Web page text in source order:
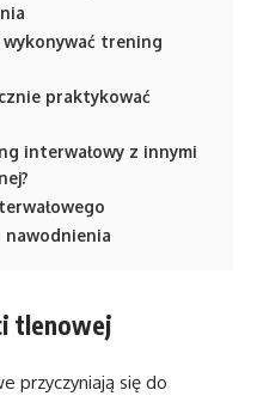
trening
praktykować
interwałowy z innymi
nawodnienia
tlenowej
przyczyniają się do